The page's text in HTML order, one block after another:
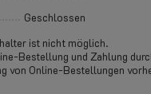
Geschlossen
ist nicht möglich.
Bestellung und Zahlung
von Online-Bestellungen